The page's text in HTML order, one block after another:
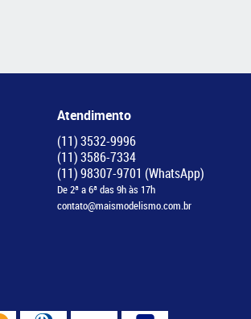
Atendimento
(11)3532-9996
(11)3586-7334
(11)98307-9701 (WhatsApp)
De 2ª a 6ª das 9h às 17h
contato@maismodelismo.com.br